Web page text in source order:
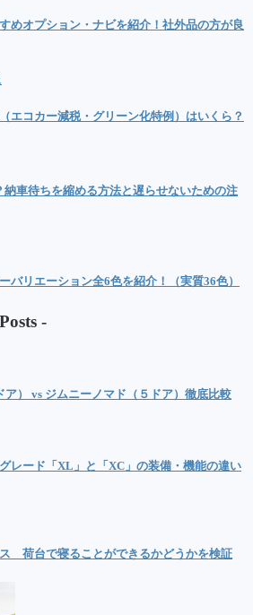
めオプション・ナビを紹介！社外品の方が良
エコカー減税・グリーン化特例）はいくら？
納車待ちを縮める方法と遅らせないための注
バリエーション全6色を紹介！（実質36色）
-
ア） vs ジムニーノマド（５ドア）徹底比較
レード「XL」と「XC」の装備・機能の違い
ス 荷台で寝ることができるかどうかを検証